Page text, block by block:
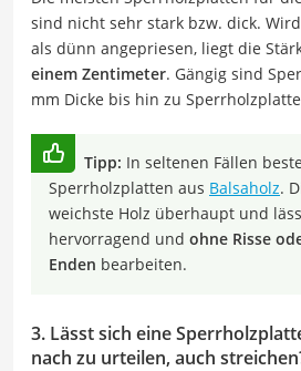
sind nicht sehr stark bzw. dick.
als dünn angepriesen, liegt die
einem Zentimeter. Gängig sind
mm Dicke bis hin zu
Tipp: In seltenen Fällen
Sperrholzplatten aus Balsaholz.
weichste Holz überhaupt und
hervorragend und ohne Risse
Enden bearbeiten.
3. Lässt sich eine
nach zu urteilen, auch